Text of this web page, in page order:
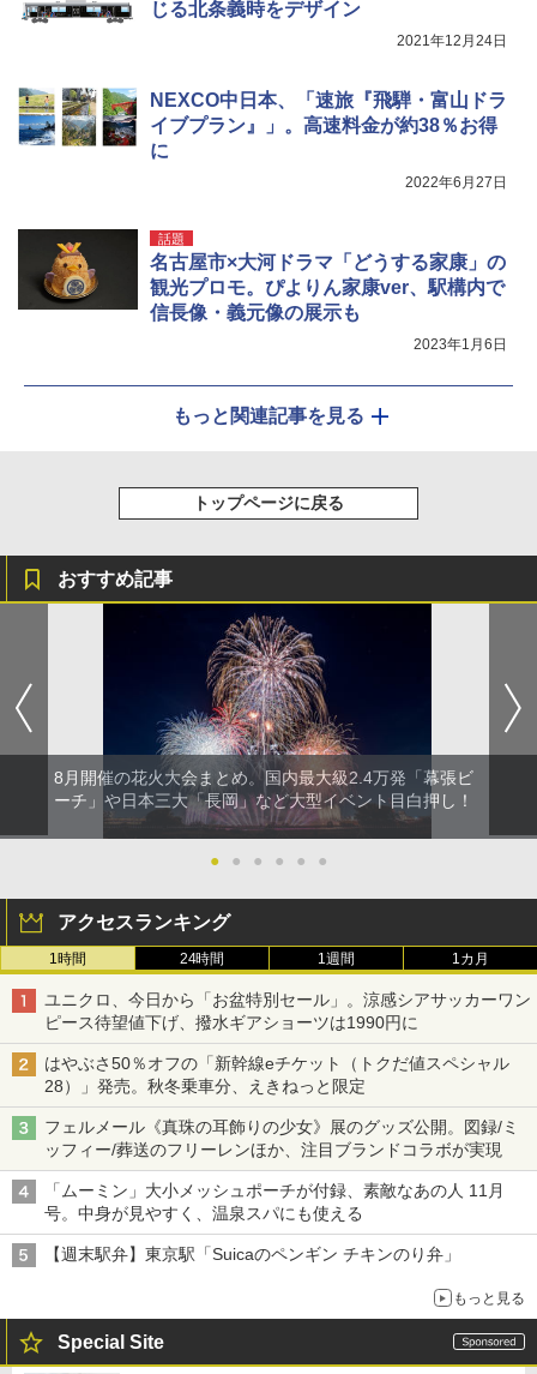
ゴムボート 空気入れ 空気抜き 自動停止 過熱
保護 日光可読lcd 7種類ノズル付き
じる北条義時をデザイン
2021年12月24日
NEXCO中日本、「速旅『飛騨・富山ドラ
イブプラン』」。高速料金が約38％お得
に
2022年6月27日
話題
名古屋市×大河ドラマ「どうする家康」の
観光プロモ。ぴよりん家康ver、駅構内で
信長像・義元像の展示も
2023年1月6日
もっと関連記事を見る
トップページに戻る
おすすめ記事
8月開催の花火大会まとめ。国内最大級2.4万発「幕張ビ
ーチ」や日本三大「長岡」など大型イベント目白押し！
● ● ● ● ● ●
アクセスランキング
1時間 24時間 1週間 1カ月
ユニクロ、今日から「お盆特別セール」。涼感シアサッカーワン
ピース待望値下げ、撥水ギアショーツは1990円に
はやぶさ50％オフの「新幹線eチケット（トクだ値スペシャル
28）」発売。秋冬乗車分、えきねっと限定
フェルメール《真珠の耳飾りの少女》展のグッズ公開。図録/ミ
ッフィー/葬送のフリーレンほか、注目ブランドコラボが実現
「ムーミン」大小メッシュポーチが付録、素敵なあの人 11月
号。中身が見やすく、温泉スパにも使える
【週末駅弁】東京駅「Suicaのペンギン チキンのり弁」
もっと見る
Special Site